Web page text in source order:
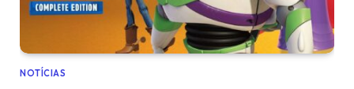
NOTÍCIAS